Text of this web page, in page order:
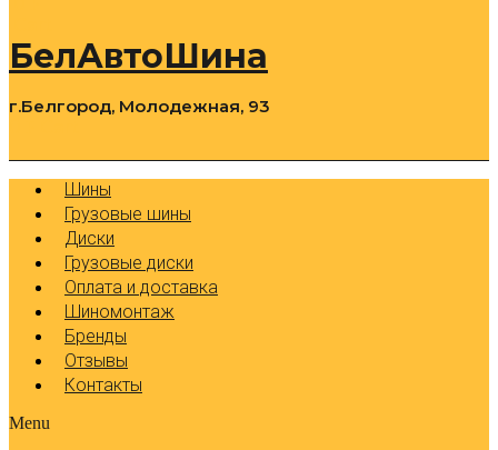
БелАвтоШина
г.Белгород, Молодежная, 93
Шины
Грузовые шины
Диски
Грузовые диски
Оплата и доставка
Шиномонтаж
Бренды
Отзывы
Контакты
Menu